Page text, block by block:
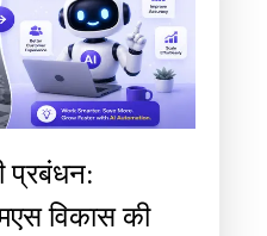
प्रबंधन:
विकास की